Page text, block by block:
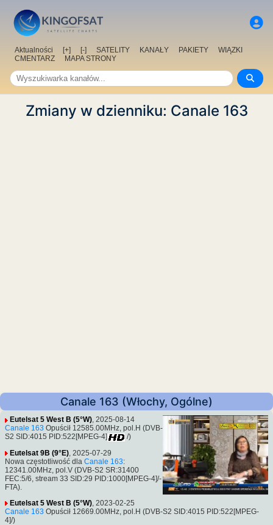
Aktualności [+] [-] SATELITY KANAŁY PAKIETY
WIĄZKI
CMENTARZ
MAPA STRONY
Zmiany w dzienniku: Canale 163
Canale 163 (Włochy, Ogólne)
Eutelsat 5 West B (5°W), 2025-08-14
Canale 163 Opuścił 12585.00MHz, pol.H (DVB-
S2 SID:4015 PID:522[MPEG-4]
/)
Eutelsat 9B (9°E) , 2025-07-29
Nowa częstotliwość dla Canale 163:
12341.00MHz, pol.V (DVB-S2 SR:31400
FEC:5/6, stream 33 SID:29 PID:1000[MPEG-4]/-
FTA).
Eutelsat 5 West B (5°W) , 2023-02-25
Canale 163 Opuścił 12669.00MHz, pol.H (DVB-S2 SID:4015 PID:522[MPEG-
4]/)